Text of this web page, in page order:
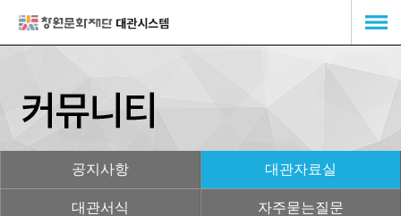
공지사항 대관자료실
대관서식 자주묻는질문